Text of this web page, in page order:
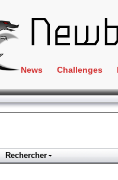
News Challenges
Crackme
ClientSide
Forensics
Rechercher